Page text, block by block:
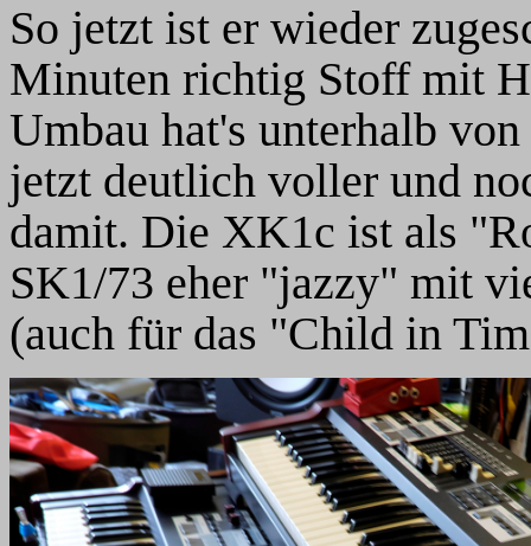
So jetzt ist er wieder
Minuten richtig Stoff mit
Umbau hat's unterhalb
jetzt deutlich voller und
damit. Die XK1c ist als
SK1/73 eher "jazzy" mit
(auch für das "Child in